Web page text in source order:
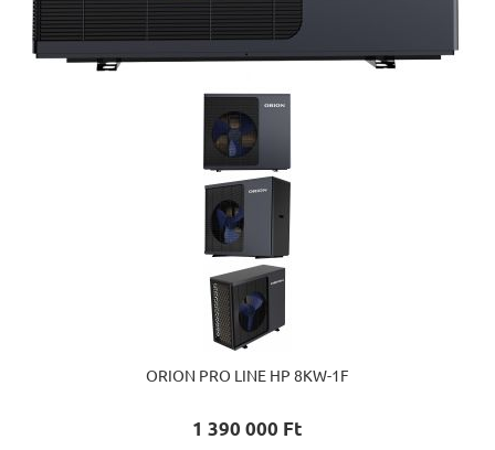
ORION PRO LINE HP 8KW-1F
1 390 000 Ft‎